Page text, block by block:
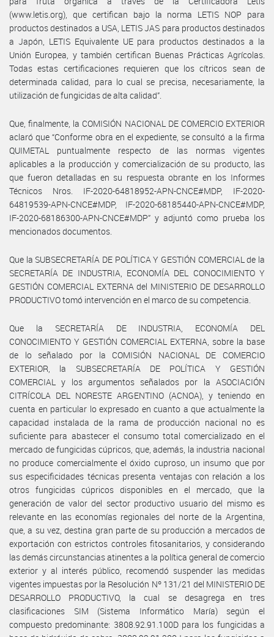
(www.letis.org), que certifican bajo la norma LETIS NOP para
productos destinados a USA, LETIS JAS para productos destinados
a Japón, LETIS Equivalente UE para productos destinados a la
Unión Europea, y también certifican Buenas Prácticas Agrícolas.
Todas estas certificaciones requieren que los cítricos sean de
determinada calidad, para lo cual se precisa, necesariamente, la
utilización de fungicidas de alta calidad”.
Que, finalmente, la COMISIÓN NACIONAL DE COMERCIO EXTERIOR
aclaró que “Conforme obra en el expediente, se consultó a la firma
QUIMETAL puntualmente respecto de las normas vigentes
aplicables a la producción y comercialización de su producto, las
que fueron detalladas en su respuesta obrante en los Informes
Técnicos Nros. IF-2020-64818952-APN-CNCE#MDP, IF-2020-
64819539-APN-CNCE#MDP, IF-2020-68185440-APN-CNCE#MDP,
IF-2020-68186300-APN-CNCE#MDP” y adjuntó como prueba los
mencionados documentos.
Que la SUBSECRETARÍA DE POLÍTICA Y GESTIÓN COMERCIAL de la
SECRETARÍA DE INDUSTRIA, ECONOMÍA DEL CONOCIMIENTO Y
GESTIÓN COMERCIAL EXTERNA del MINISTERIO DE DESARROLLO
PRODUCTIVO tomó intervención en el marco de su competencia.
Que la SECRETARÍA DE INDUSTRIA, ECONOMÍA DEL
CONOCIMIENTO Y GESTIÓN COMERCIAL EXTERNA, sobre la base
de lo señalado por la COMISIÓN NACIONAL DE COMERCIO
EXTERIOR, la SUBSECRETARÍA DE POLÍTICA Y GESTIÓN
COMERCIAL y los argumentos señalados por la ASOCIACIÓN
CITRÍCOLA DEL NORESTE ARGENTINO (ACNOA), y teniendo en
cuenta en particular lo expresado en cuanto a que actualmente la
capacidad instalada de la rama de producción nacional no es
suficiente para abastecer el consumo total comercializado en el
mercado de fungicidas cúpricos, que, además, la industria nacional
no produce comercialmente el óxido cuproso, un insumo que por
sus especificidades técnicas presenta ventajas con relación a los
otros fungicidas cúpricos disponibles en el mercado, que la
generación de valor del sector productivo usuario del mismo es
relevante en las economías regionales del norte de la Argentina,
que, a su vez, destina gran parte de su producción a mercados de
exportación con estrictos controles fitosanitarios, y considerando
las demás circunstancias atinentes a la política general de comercio
exterior y al interés público, recomendó suspender las medidas
vigentes impuestas por la Resolución Nº 131/21 del MINISTERIO DE
DESARROLLO PRODUCTIVO, la cual se desagrega en tres
clasificaciones SIM (Sistema Informático María) según el
compuesto predominante: 3808.92.91.100D para los fungicidas a